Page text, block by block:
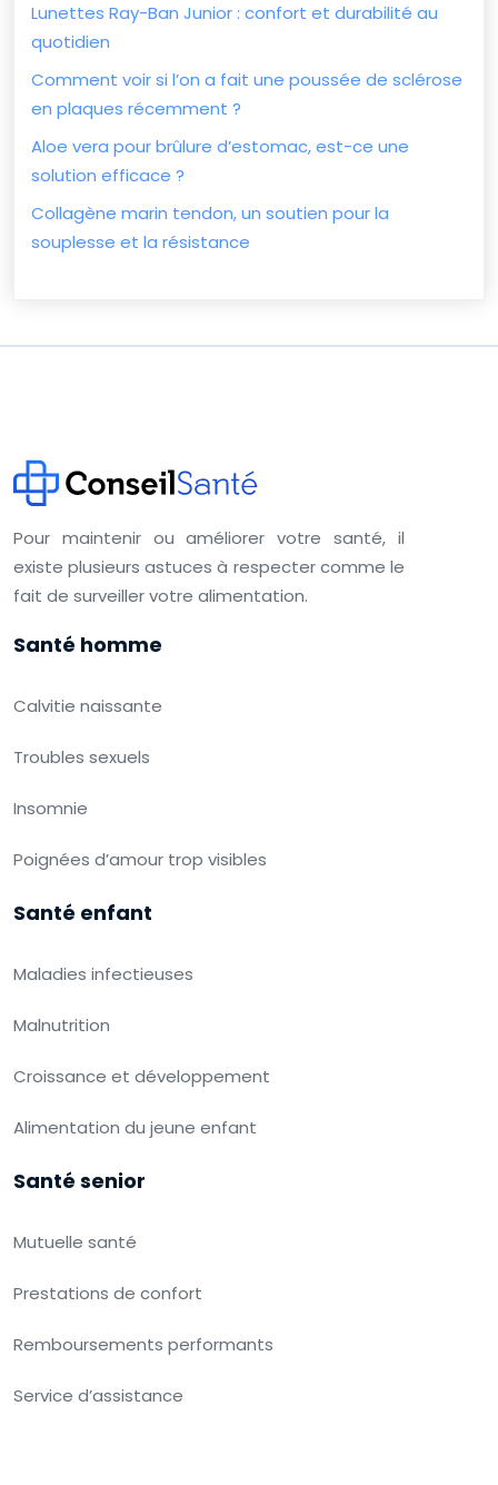
Lunettes Ray-Ban Junior : confort et durabilité au
quotidien
Comment voir si l’on a fait une poussée de sclérose
en plaques récemment ?
Aloe vera pour brûlure d’estomac, est-ce une
solution efficace ?
Collagène marin tendon, un soutien pour la
souplesse et la résistance
Pour maintenir ou améliorer votre santé, il
existe plusieurs astuces à respecter comme le
fait de surveiller votre alimentation.
Santé homme
Calvitie naissante
Troubles sexuels
Insomnie
Poignées d’amour trop visibles
Santé enfant
Maladies infectieuses
Malnutrition
Croissance et développement
Alimentation du jeune enfant
Santé senior
Mutuelle santé
Prestations de confort
Remboursements performants
Service d’assistance